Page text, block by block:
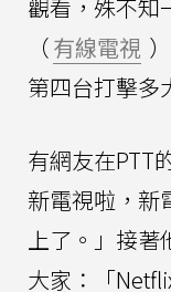
觀看，殊不知
（有線電視
第四台打擊多
有網友在PTT
新電視啦，新
上了。」接著
大家：「